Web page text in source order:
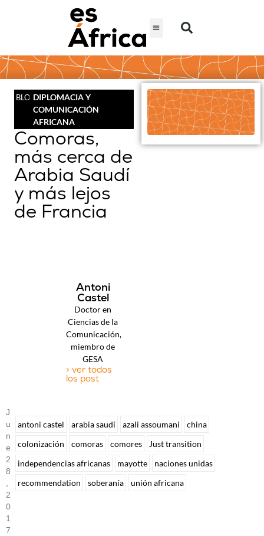
BLOGDIPLOMACIA Y
COMUNICACIÓN
AFRICANA
Comoras,
más cerca de
Arabia Saudí
y más lejos
de Francia
Antoni
Castel
Doctor en
Ciencias de la
Comunicación,
miembro de
GESA
> ver todos
los post
J
U
N
E
2
8
2
0
1
7
antoni castel arabia saudí azali assoumani
china
colonización
comoras comores
Just transition
independencias africanas
mayotte
naciones unidas
recommendation
soberanía unión africana